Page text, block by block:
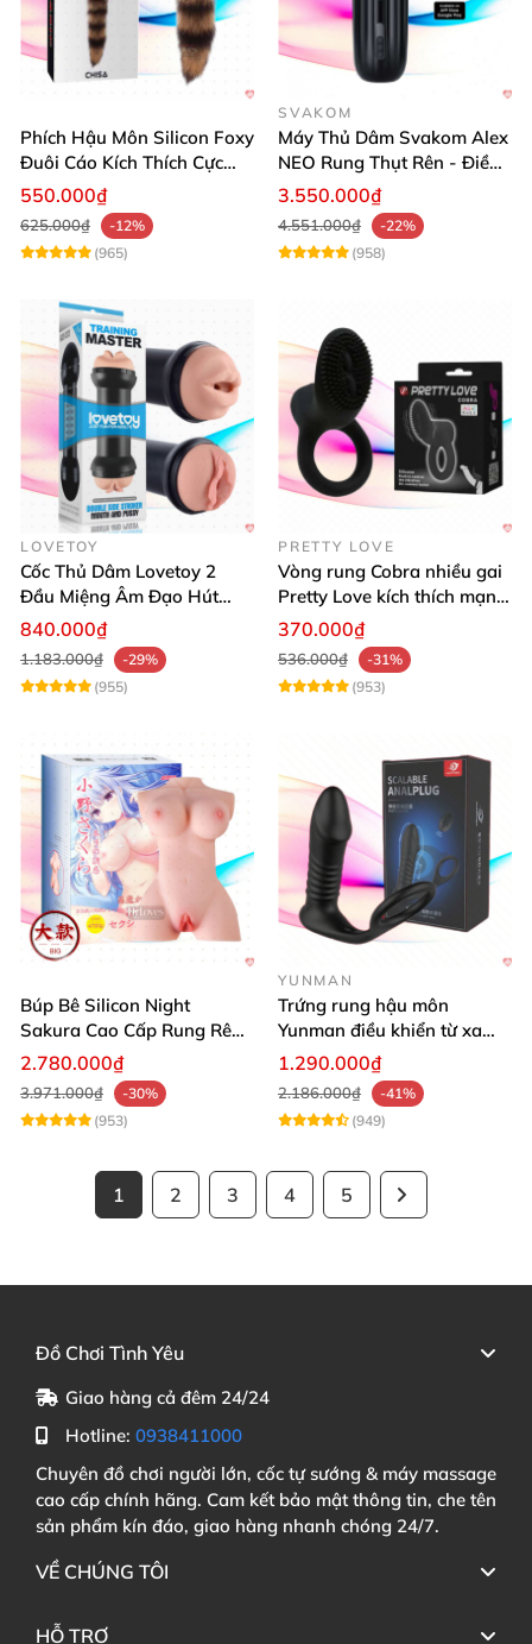
Phích Hậu Môn Silicon Foxy
Đuôi Cáo Kích Thích Cực
Đỉnh
550.000₫
625.000₫
-12%
(965)
SVAKOM
Máy Thủ Dâm Svakom Alex
NEO Rung Thụt Rên - Điều
Khiển App, Siêu Phê
3.550.000₫
4.551.000₫
-22%
(958)
LOVETOY
Cốc Thủ Dâm Lovetoy 2
Đầu Miệng Âm Đạo Hút
Thăng Hoa
840.000₫
1.183.000₫
-29%
(955)
PRETTY LOVE
Vòng rung Cobra nhiều gai
Pretty Love kích thích mạnh
tăng khoái cảm
370.000₫
536.000₫
-31%
(953)
Búp Bê Silicon Night
Sakura Cao Cấp Rung Rên
Thực Tế
2.780.000₫
3.971.000₫
-30%
(953)
YUNMAN
Trứng rung hậu môn
Yunman điều khiển từ xa
quai đeo kích thích
1.290.000₫
2.186.000₫
-41%
(949)
1 2 3 4 5
Đồ Chơi Tình Yêu
Giao hàng cả đêm 24/24
Hotline: 0938411000
Chuyên đồ chơi người lớn, cốc tự sướng & máy massage
cao cấp chính hãng. Cam kết bảo mật thông tin, che tên
sản phẩm kín đáo, giao hàng nhanh chóng 24/7.
VỀ CHÚNG TÔI
HỖ TRỢ